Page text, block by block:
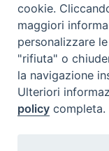
3
4
10
11
17
18
24 25
31 1
cookie.
maggiori
personalizzare
"rifiuta" o
la navigazione
Ulteriori
policy completa.